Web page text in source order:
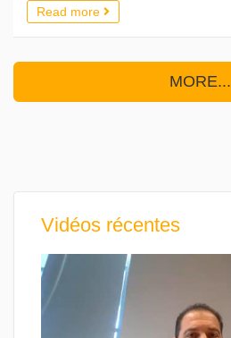
Read more
MORE...
Vidéos récentes